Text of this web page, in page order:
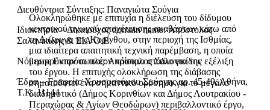
Ολοκληρώθηκε με επιτυχία η διέλευση του δίδυμου
κεντρικού αγωγού αποχέτευσης ακαθάρτων κάτω από
τη Διώρυγα της Κορίνθου, στην περιοχή της Ισθμίας,
μια ιδιαίτερα απαιτητική τεχνική παρέμβαση, η οποία
θεωρούνταν το πλέον κρίσιμο στάδιο για την εξέλιξη
του έργου. Η επιτυχής ολοκλήρωση της διάβασης
σηματοδοτεί ένα σημαντικό ορόσημο για το μεγάλο
διαδημοτικό (Δήμος Κορινθίων και Δήμος Λουτρακίου -
Περαχώρας & Αγίων Θεοδώρων) περιβαλλοντικό έργο,
Διευθύντρια Σύνταξης: Παναγιώτα Σούγια
Ιδιοκτησία – Δικαιούχος domain name: Απόστολος
Σαλονικίδης & ΣΙΑ Ο.Ε.
Νόμιμος Εκπρόσωπος: Απόστολος Σαλονικίδης
Έδρα – Γραφεία: Χρυσοστόμου Σμύρνης αρ. 45-49, Αθήνα,
Τ.Κ. 11144